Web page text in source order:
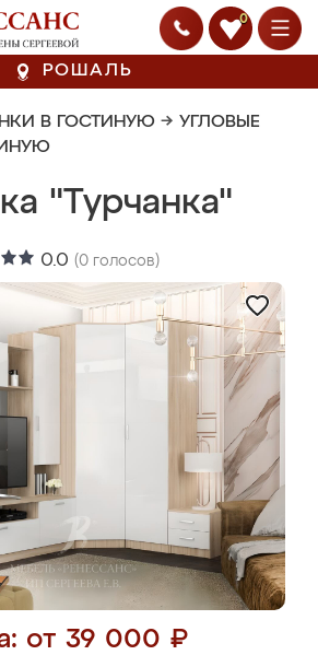
0
РОШАЛЬ
В ГОСТИНУЮ → УГЛОВЫЕ
"Турчанка"
0.0 (0 голосов)
от 39 000 ₽